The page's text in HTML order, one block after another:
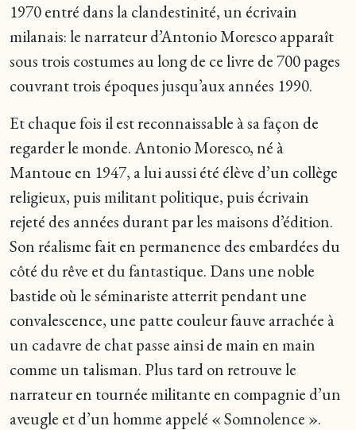
1970 entré dans la clandestinité, un écrivain
milanais: le narrateur d’Antonio Moresco apparaît
sous trois costumes au long de ce livre de 700 pages
couvrant trois époques jusqu’aux années 1990.
Et chaque fois il est reconnaissable à sa façon de
regarder le monde. Antonio Moresco, né à
Mantoue en 1947, a lui aussi été élève d’un collège
religieux, puis militant politique, puis écrivain
rejeté des années durant par les maisons d’édition.
Son réalisme fait en permanence des embardées du
côté du rêve et du fantastique. Dans une noble
bastide où le séminariste atterrit pendant une
convalescence, une patte couleur fauve arrachée à
un cadavre de chat passe ainsi de main en main
comme un talisman. Plus tard on retrouve le
narrateur en tournée militante en compagnie d’un
aveugle et d’un homme appelé « Somnolence ».